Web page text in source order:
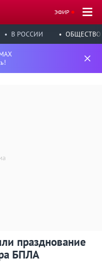
ЭФИР
В РОССИИ ОБЩЕСТВО
празднование
БПЛА